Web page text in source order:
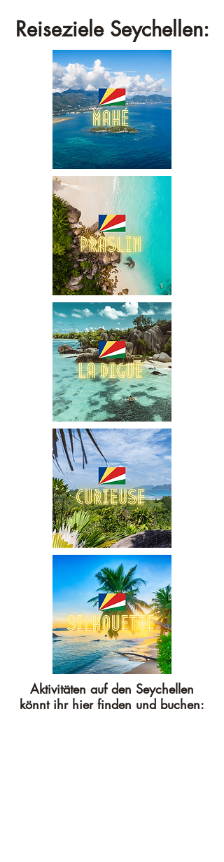
Reiseziele Seychellen:
Aktivitäten auf den Seychellen
könnt ihr hier finden und buchen: